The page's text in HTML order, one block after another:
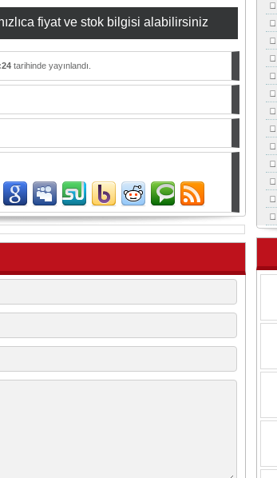
fiyat ve stok bilgisi alabilirsiniz
tarihinde yayınlandı.